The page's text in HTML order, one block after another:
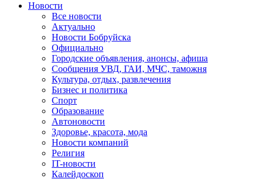
Новости
Все новости
Актуально
Новости Бобруйска
Официально
Городские объявления, анонсы, афиша
Сообщения УВД, ГАИ, МЧС, таможня
Культура, отдых, развлечения
Бизнес и политика
Спорт
Образование
Автоновости
Здоровье, красота, мода
Новости компаний
Религия
IT-новости
Калейдоскоп